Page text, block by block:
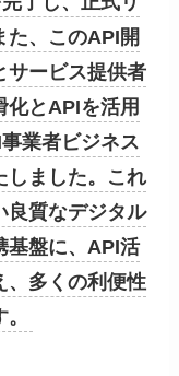
た、このAPI開
サービス提供者
化とAPIを活用
業者ビジネス
しました。これ
良質なデジタル
基盤に、API活
、多くの利便性